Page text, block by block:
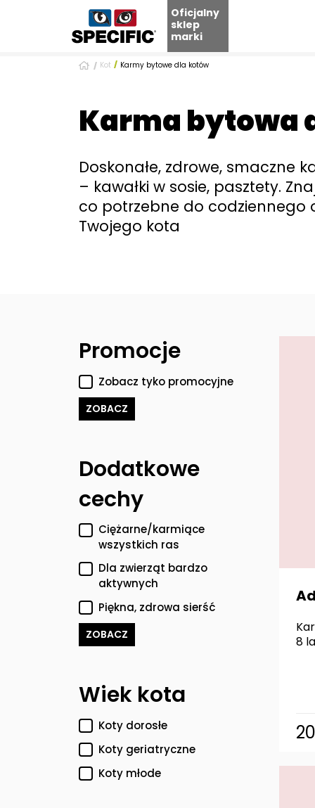
Oficjalny
sklep
marki
Kot Karmy bytowe dla kotów
Karma bytowa
Doskonałe, zdrowe, smaczne
– kawałki w sosie, pasztety.
co potrzebne do codziennego
Twojego kota
Filtry
Promocje
Zobacz tyko promocyjne
ZOBACZ
Dodatkowe
cechy
Ciężarne/karmiące
wszystkich ras
Dla zwierząt bardzo
aktywnych
Piękna, zdrowa sierść
ZOBACZ
Wiek kota
Koty dorosłe
Koty geriatryczne
Koty młode
8